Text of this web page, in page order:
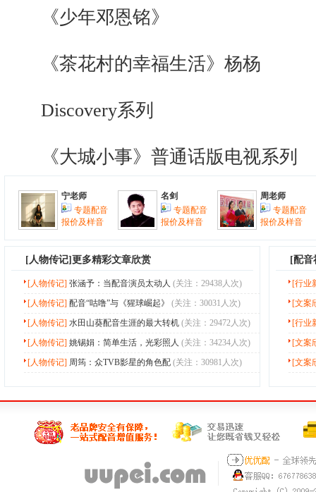
《少年邓恩铭》
《茶花村的幸福生活》杨杨
Discovery系列
《大城小事》普通话版电视系列
宁老师
专题配音
报价及样音
名剑
专题配音
报价及样音
周老师
专题配音
报价及样音
[ 人物传记]更多精彩文章欣赏
[人物传记] 张涵予：当配音演员太动人 (关注：29438人次)
[人物传记] 配音“咕噜”与《猩球崛起》
(关注：30031人次)
[人物传记] 水田山葵配音生涯的最大转机 (关注：29472人次)
[人物传记] 姚锡娟：简单生活，光彩照人 (关注：34234人次)
[人物传记] 周筠：众TVB影星的角色配 (关注：30981人次)
[配音
[行业
[文案
[行业
[文案
[文案